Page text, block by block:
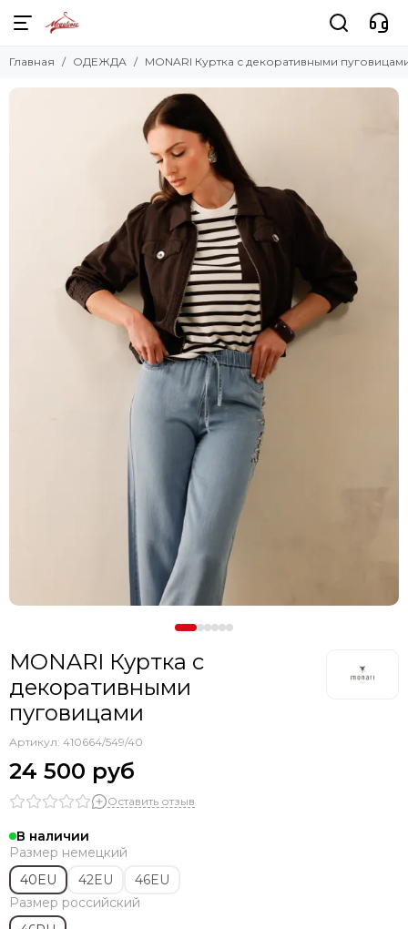
Главная ОДЕЖДА MONARI Куртка с декоративными
MONARI Куртка с
декоративными
пуговицами
Артикул: 410664/549/40
24 500 руб
Оставить отзыв
В наличии
Размер немецкий
40EU
42EU
46EU
Размер российский